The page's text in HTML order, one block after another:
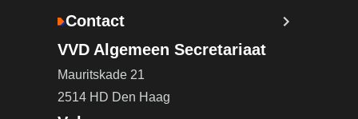
Contact
VVD Algemeen Secretariaat
Mauritskade 21
2514 HD Den Haag